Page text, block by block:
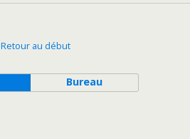
Retour au début
Bureau